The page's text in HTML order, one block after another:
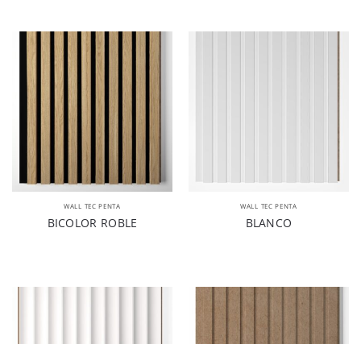
WALL TEC PENTA
BICOLOR ROBLE
WALL TEC PENTA
BLANCO